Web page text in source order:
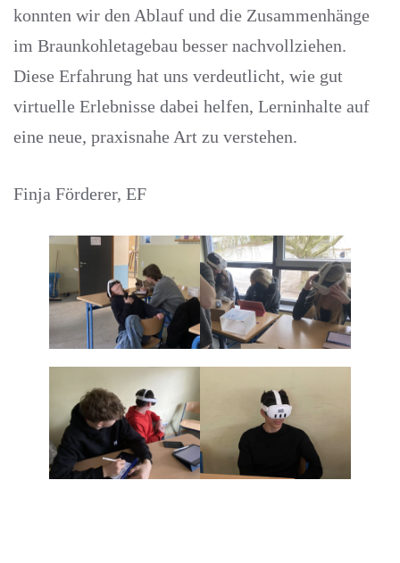
konnten wir den Ablauf und die Zusammenhänge
im Braunkohletagebau besser nachvollziehen.
Diese Erfahrung hat uns verdeutlicht, wie gut
virtuelle Erlebnisse dabei helfen, Lerninhalte auf
eine neue, praxisnahe Art zu verstehen.
Finja Förderer, EF